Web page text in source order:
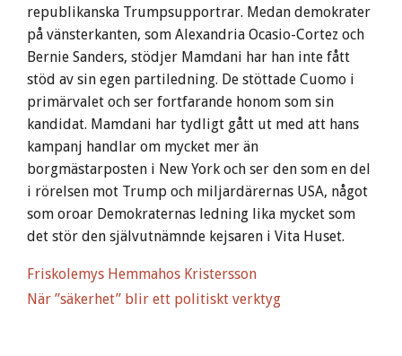
republikanska Trumpsupportrar. Medan demokrater
på vänsterkanten, som Alexandria Ocasio-Cortez och
Bernie Sanders, stödjer Mamdani har han inte fått
stöd av sin egen partiledning. De stöttade Cuomo i
primärvalet och ser fortfarande honom som sin
kandidat. Mamdani har tydligt gått ut med att hans
kampanj handlar om mycket mer än
borgmästarposten i New York och ser den som en del
i rörelsen mot Trump och miljardärernas USA, något
som oroar Demokraternas ledning lika mycket som
det stör den självutnämnde kejsaren i Vita Huset.
Friskolemys Hemmahos Kristersson
När ”säkerhet” blir ett politiskt verktyg